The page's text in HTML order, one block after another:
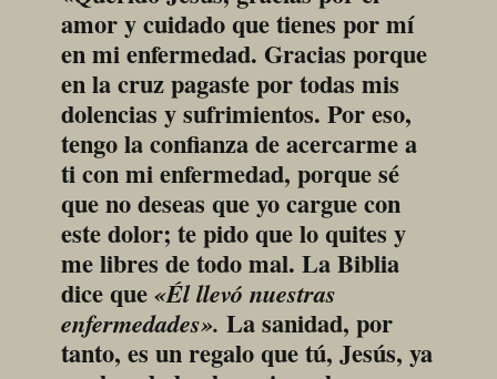
amor y cuidado que tienes por mí
en mi enfermedad. Gracias porque
en la cruz pagaste por todas mis
dolencias y sufrimientos. Por eso,
tengo la confianza de acercarme a
ti con mi enfermedad, porque sé
que no deseas que yo cargue con
este dolor; te pido que lo quites y
me libres de todo mal. La Biblia
dice que «Él llevó nuestras
enfermedades». La sanidad, por
tanto, es un regalo que tú, Jesús, ya